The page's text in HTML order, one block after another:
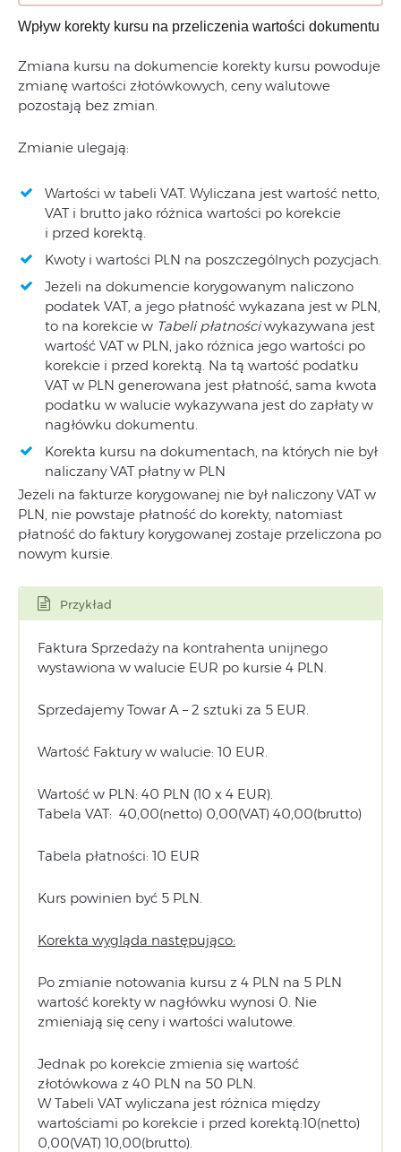
Wpływ korekty kursu na przeliczenia wartości dokumentu
Zmiana kursu na dokumencie korekty kursu powoduje
zmianę wartości złotówkowych, ceny walutowe
pozostają bez zmian.
Zmianie ulegają:
Wartości w tabeli VAT. Wyliczana jest wartość netto,
VAT i brutto jako różnica wartości po korekcie
i przed korektą.
Kwoty i wartości PLN na poszczególnych pozycjach.
Jeżeli na dokumencie korygowanym naliczono
podatek VAT, a jego płatność wykazana jest w PLN,
to na korekcie w Tabeli płatnościwykazywana jest
wartość VAT w PLN, jako różnica jego wartości po
korekcie i przed korektą. Na tą wartość podatku
VAT w PLN generowana jest płatność, sama kwota
podatku w walucie wykazywana jest do zapłaty w
nagłówku dokumentu.
Korekta kursu na dokumentach, na których nie był
naliczany VAT płatny w PLN
Jeżeli na fakturze korygowanej nie był naliczony VAT w
PLN, nie powstaje płatność do korekty, natomiast
płatność do faktury korygowanej zostaje przeliczona po
nowym kursie.
Przykład
Faktura Sprzedaży na kontrahenta unijnego
wystawiona w walucie EUR po kursie 4 PLN.
Sprzedajemy Towar A – 2 sztuki za 5 EUR.
Wartość Faktury w walucie: 10 EUR.
Wartość w PLN: 40 PLN (10 x 4 EUR).
Tabela VAT: 40,00(netto) 0,00(VAT) 40,00(brutto)
Tabela płatności: 10 EUR
Kurs powinien być 5 PLN.
Korekta wygląda następująco:
Po zmianie notowania kursu z 4 PLN na 5 PLN
wartość korekty w nagłówku wynosi 0. Nie
zmieniają się ceny i wartości walutowe.
Jednak po korekcie zmienia się wartość
złotówkowa z 40 PLN na 50 PLN.
W Tabeli VAT wyliczana jest różnica między
wartościami po korekcie i przed korektą:10(netto)
0,00(VAT) 10,00(brutto).